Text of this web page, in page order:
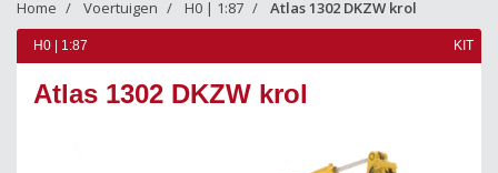
Home Voertuigen H0 | 1:87 Atlas 1302 DKZW krol
H0 | 1:87 KIT
Atlas 1302 DKZW krol